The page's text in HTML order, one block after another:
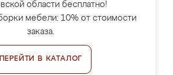
области бесплатно!
мебели: 10% от стоимости
заказа.
ПЕРЕЙТИ В КАТАЛОГ